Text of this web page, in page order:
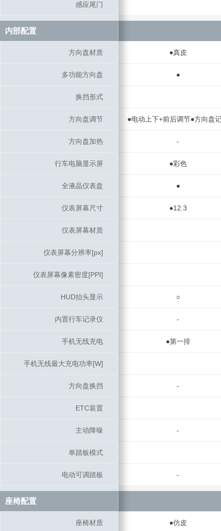
感应尾门
内部配置
方向盘材质 ●真皮
多功能方向盘 ●
换挡形式
方向盘调节 ●电动上下+前后调节●方向盘
方向盘加热 -
行车电脑显示屏 ●彩色
全液晶仪表盘 ●
仪表屏幕尺寸 ●12.3
仪表屏幕材质
仪表屏幕分辨率[px]
仪表屏幕像素密度[PPI]
HUD抬头显示 ○
内置行车记录仪 -
手机无线充电 ●第一排
手机无线最大充电功率[W]
方向盘换挡 -
ETC装置
主动降噪 -
单踏板模式
电动可调踏板 -
座椅配置
座椅材质 ●仿皮
感应尾门
内部配置
方向盘材质
多功能方向盘
换挡形式
方向盘调节
方向盘加热
行车电脑显示屏
全液晶仪表盘
仪表屏幕尺寸
仪表屏幕材质
仪表屏幕分辨率[px]
仪表屏幕像素密度[PPI]
HUD抬头显示
内置行车记录仪
手机无线充电
手机无线最大充电功率[W]
方向盘换挡
ETC装置
主动降噪
单踏板模式
电动可调踏板
座椅配置
座椅材质